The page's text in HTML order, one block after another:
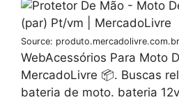
Source: produto.mercadolivre.com.br
WebAcessórios Para Moto
MercadoLivre 📦. Buscas
bateria de moto. bateria